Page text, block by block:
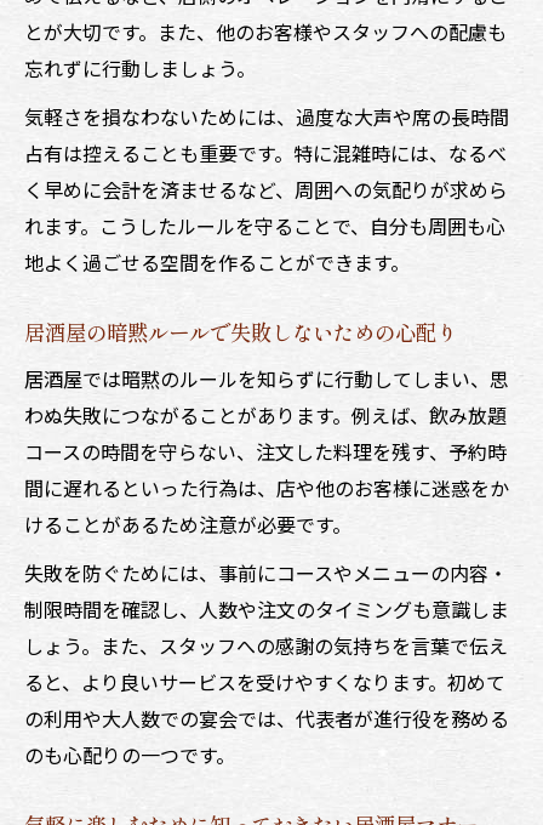
とが大切です。また、他のお客様やスタッフへの配慮も
忘れずに行動しましょう。
気軽さを損なわないためには、過度な大声や席の長時間
占有は控えることも重要です。特に混雑時には、なるべ
く早めに会計を済ませるなど、周囲への気配りが求めら
れます。こうしたルールを守ることで、自分も周囲も心
地よく過ごせる空間を作ることができます。
居酒屋の暗黙ルールで失敗しないための心配り
居酒屋では暗黙のルールを知らずに行動してしまい、思
わぬ失敗につながることがあります。例えば、飲み放題
コースの時間を守らない、注文した料理を残す、予約時
間に遅れるといった行為は、店や他のお客様に迷惑をか
けることがあるため注意が必要です。
失敗を防ぐためには、事前にコースやメニューの内容・
制限時間を確認し、人数や注文のタイミングも意識しま
しょう。また、スタッフへの感謝の気持ちを言葉で伝え
ると、より良いサービスを受けやすくなります。初めて
の利用や大人数での宴会では、代表者が進行役を務める
のも心配りの一つです。